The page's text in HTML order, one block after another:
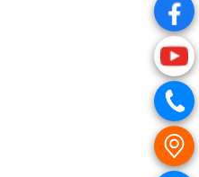
.
.
.
.